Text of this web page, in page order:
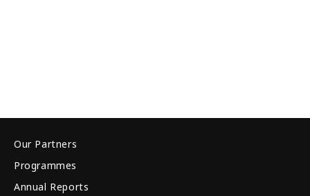
Our Partners
Programmes
Annual Reports